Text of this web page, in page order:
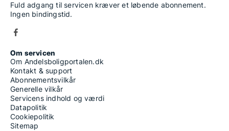
Fuld adgang til servicen kræver et løbende abonnement.
Ingen bindingstid.
Om servicen
Om Andelsboligportalen.dk
Kontakt & support
Abonnementsvilkår
Generelle vilkår
Servicens indhold og værdi
Datapolitik
Cookiepolitik
Sitemap